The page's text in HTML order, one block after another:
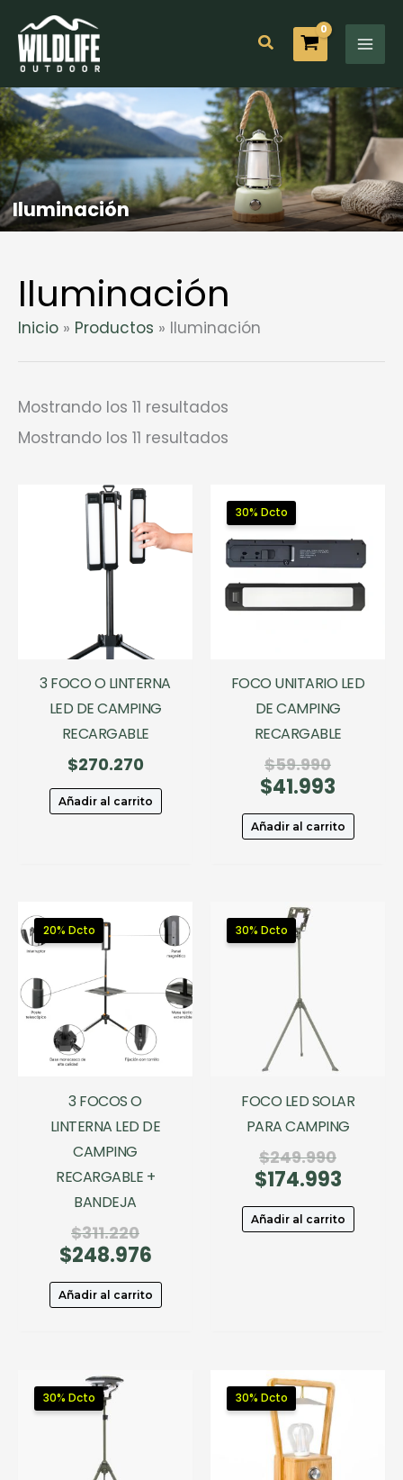
contenido
Buscar
Iluminación
Iluminación
Inicio Productos Iluminación
Mostrando los 11 resultados
Mostrando los 11 resultados
3 FOCO O LINTERNA
LED DE CAMPING
RECARGABLE
$270.270
Añadir al carrito
30% Dcto
FOCO UNITARIO LED
DE CAMPING
RECARGABLE
$59.990El
precio
era:
$59.990.
$41.993
actual
es:
Añadir al carrito
20% Dcto
3 FOCOS O
LINTERNA LED DE
CAMPING
RECARGABLE +
BANDEJA
$311.220El
precio
era:
$311.220.
$248.976El
actual
es:
Añadir al carrito
30% Dcto
FOCO LED SOLAR
PARA CAMPING
$249.990El
precio
era:
$174.993El
actual
es:
Añadir al carrito
30% Dcto 30% Dcto